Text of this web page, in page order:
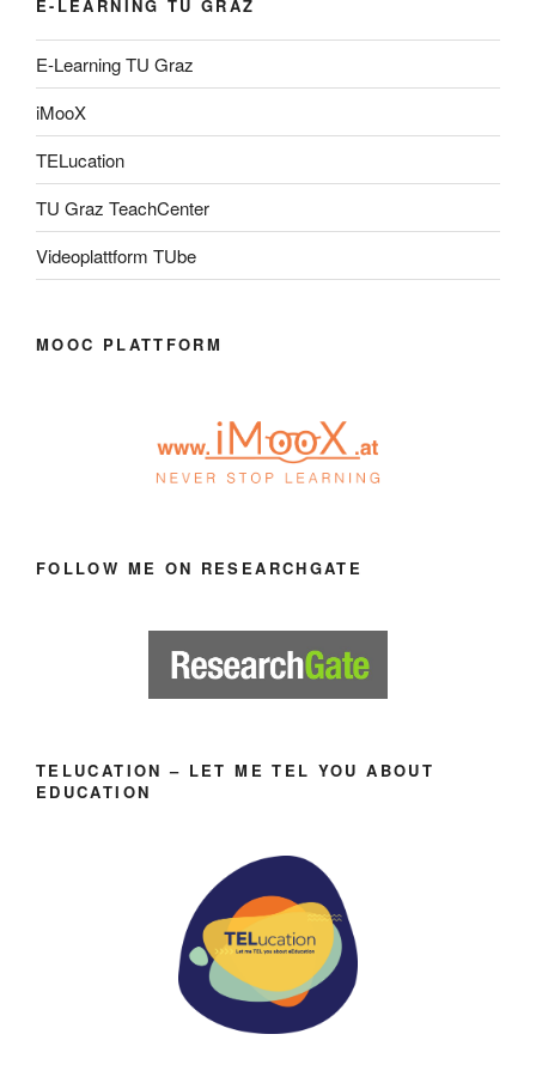
E-LEARNING TU GRAZ
E-Learning TU Graz
iMooX
TELucation
TU Graz TeachCenter
Videoplattform TUbe
MOOC PLATTFORM
FOLLOW ME ON RESEARCHGATE
TELUCATION – LET ME TEL YOU ABOUT
EDUCATION